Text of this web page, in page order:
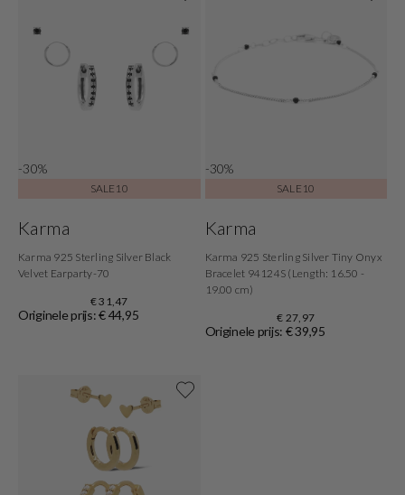
-30%
SALE10
Karma
Karma 925 Sterling Silver Black
Velvet Earparty-70
€ 31,47
Originele prijs: € 44,95
-30%
SALE10
Karma
Karma 925 Sterling Silver Tiny Onyx
Bracelet 94124S (Length: 16.50 -
19.00 cm)
€ 27,97
Originele prijs: € 39,95